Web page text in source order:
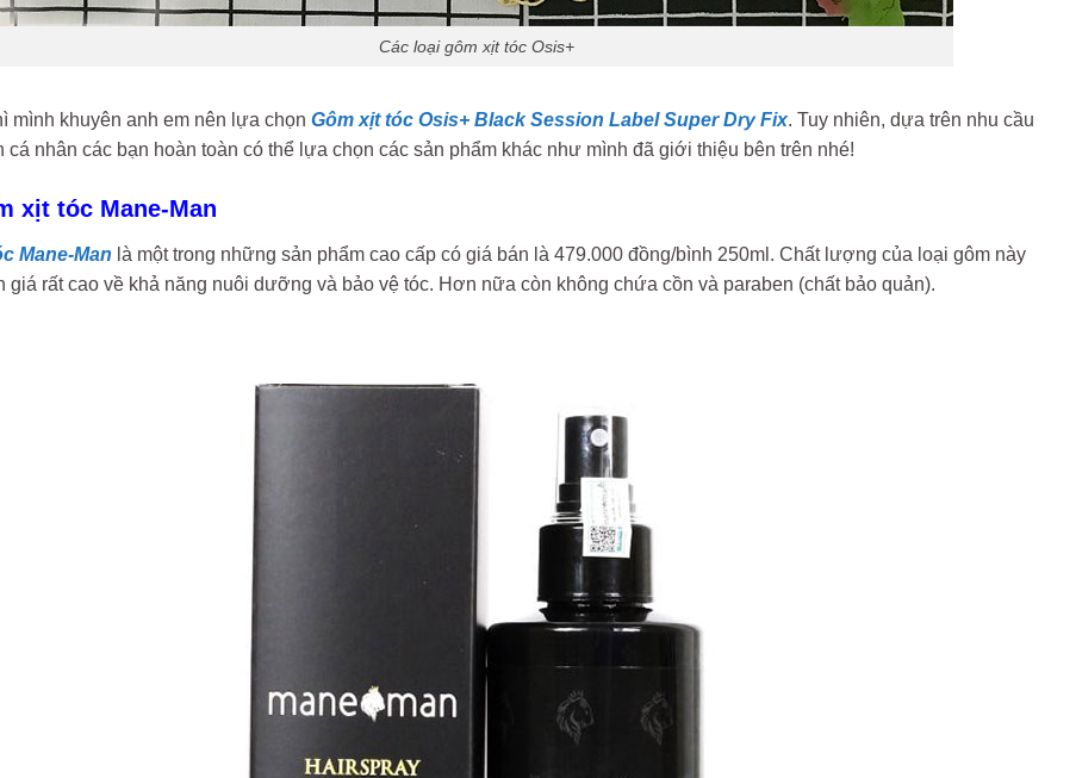
Các loại gôm xịt tóc Osis+
mình khuyên anh em nên lựa chọn Gôm xịt tóc Osis+ Black Session Label Super Dry Fix. Tuy nhiên, dựa trên nhu cầu
cá nhân các bạn hoàn toàn có thể lựa chọn các sản phẩm khác như mình đã giới thiệu bên trên nhé!
xịt tóc Mane-Man
Mane-Man là một trong những sản phẩm cao cấp có giá bán là 479.000 đồng/bình 250ml. Chất lượng của loại gôm này
giá rất cao về khả năng nuôi dưỡng và bảo vệ tóc. Hơn nữa còn không chứa cồn và paraben (chất bảo quản).